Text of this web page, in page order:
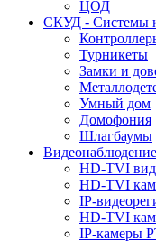
ЦОД
СКУД - Системы
Турникеты
Замки и
Умный дом
Домофония
Шлагбаумы
Видеонаблюдение
HD-TVI
HD-TVI
IP-
HD-TVI
IP-камеры